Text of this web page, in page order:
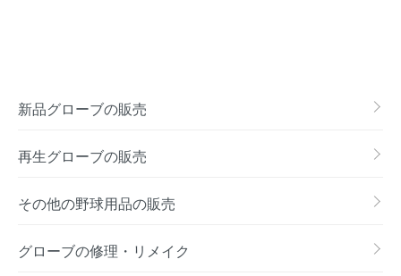
新品グローブの販売
再生グローブの販売
その他の野球用品の販売
グローブの修理・リメイク